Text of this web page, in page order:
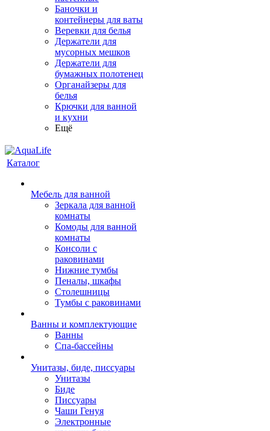
Баночки и
контейнеры для ваты
Веревки для белья
Держатели для
мусорных мешков
Держатели для
бумажных полотенец
Органайзеры для
белья
Крючки для ванной
и кухни
Ещё
Каталог
Мебель для ванной
Зеркала для ванной
комнаты
Комоды для ванной
комнаты
Консоли с
раковинами
Нижние тумбы
Пеналы, шкафы
Столешницы
Тумбы с раковинами
Ванны и комплектующие
Ванны
Спа-бассейны
Унитазы, биде, писсуары
Унитазы
Биде
Писсуары
Чаши Генуя
Электронные